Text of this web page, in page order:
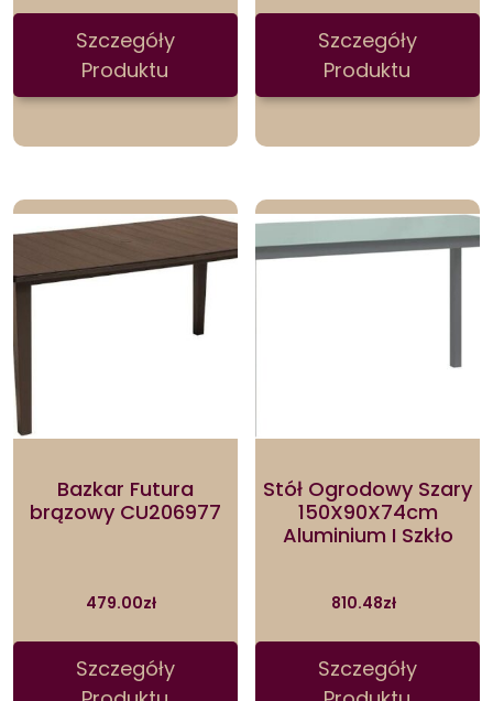
Szczegóły
Produktu
Szczegóły
Produktu
Bazkar Futura
brązowy CU206977
479.00zł
Szczegóły
Stół Ogrodowy Szary
150X90X74cm
Aluminium I Szkło
810.48zł
Szczegóły